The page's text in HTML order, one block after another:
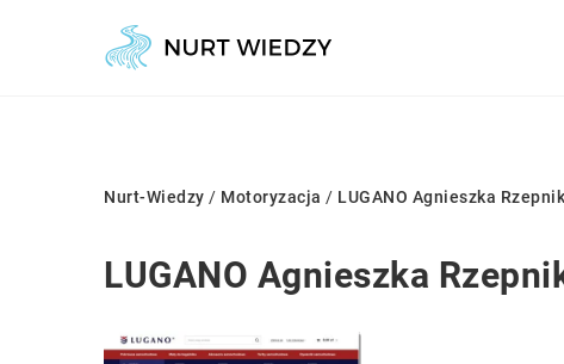
Nurt-Wiedzy / Motoryzacja / LUGANO Agnieszka
LUGANO Agnieszka